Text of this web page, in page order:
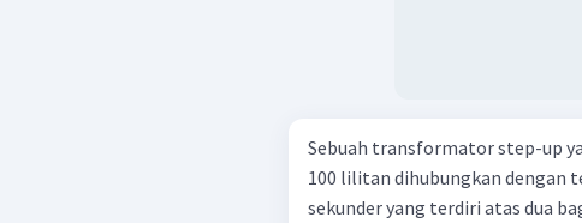
Sebuah transformator step-up
100 lilitan dihubungkan dengan
sekunder yang terdiri atas dua